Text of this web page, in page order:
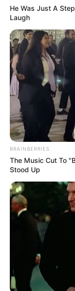
He Was Just A
Laugh
BRAINBERRIES
The Music Cut To
Stood Up